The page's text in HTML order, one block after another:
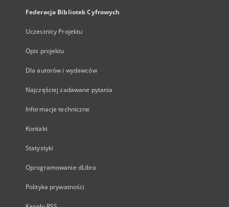
Federacja Bibliotek Cyfrowych
Uczestnicy Projektu
Opis projektu
Dla autorów i wydawców
Najczęściej zadawane pytania
Informacje techniczne
Kontakt
Statystyki
Oprogramowanie dLibra
Polityka prywatności